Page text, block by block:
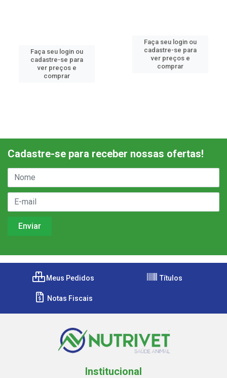
Faça seu login ou
cadastre-se para
ver preços e
comprar
Faça seu login ou
cadastre-se para
ver preços e
comprar
Cadastre-se para receber nossas ofertas!
Meus Pedidos Títulos
Notas Fiscais
Institucional